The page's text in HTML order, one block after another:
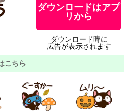
ダウンロードはアプ
リから
ダウンロード時に
広告が表示されます
こちら